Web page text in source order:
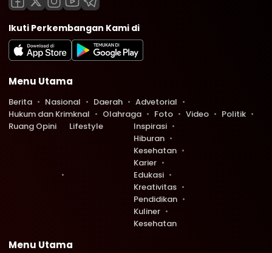
Ikuti Perkembangan Kami di
Menu Utama
Berita Nasional Daerah
Advetorial
Hukum dan Krimknal
Olahraga Foto Video
Politik
Ruang Opini
Lifestyle
Inspirasi
Hiburan
Kesehatan
Karier
Edukasi
Kreativitas
Pendidikan
Kuliner
Kesehatan
Menu Utama